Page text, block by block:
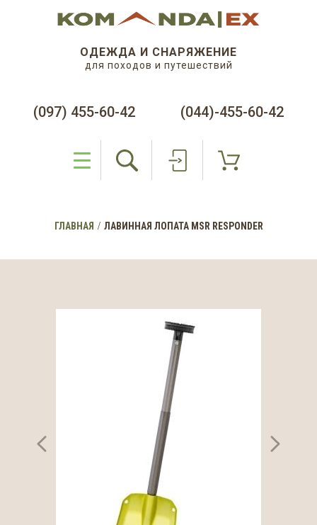
ОДЕЖДА И СНАРЯЖЕНИЕ
для походов и путешествий
(097) 455-60-42 (044)-455-60-42
ГЛАВНАЯ ЛАВИННАЯ ЛОПАТА MSR RESPONDER